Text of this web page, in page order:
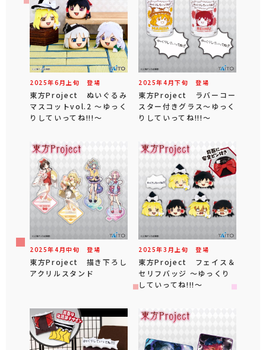
2025年6 月 上旬 登場
東方Project ぬいぐるみ
マスコットvol.2 ～ゆっく
りしていってね!!!～
2025年4 月下旬 登場
東方Project ラバーコー
スター付きグラス～ゆっく
りしていってね!!!～
2025年4 月中旬 登場
東方Project 描き下ろし
アクリルスタンド
2025年3 月 上旬 登場
東方Project フェイス＆
セリフバッジ ～ゆっくり
していってね!!!～